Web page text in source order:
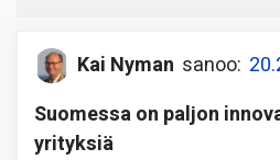
Kai Nyman sanoo:
Suomessa on paljon
yrityksiä